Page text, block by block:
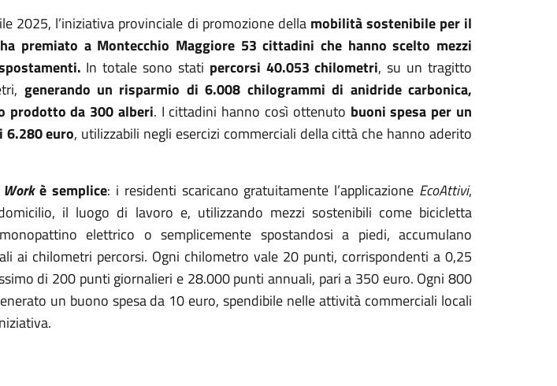
2025, l’iniziativa provinciale di promozione dellamobilità sostenibile per il
premiato a Montecchio Maggiore 53 cittadini che hanno scelto mezzi
In totale sono stati percorsi 40.053 chilometri, su un tragitto
generando un risparmio di 6.008 chilogrammi di anidride carbonica,
prodotto da 300 alberi. I cittadini hanno così ottenuto buoni spesa per un
6.280 euro, utilizzabili negli esercizi commerciali della città che hanno aderito
è semplice: i residenti scaricano gratuitamente l’applicazione EcoAttivi,
il luogo di lavoro e, utilizzando mezzi sostenibili come bicicletta
elettrico o semplicemente spostandosi a piedi, accumulano
ai chilometri percorsi. Ogni chilometro vale 20 punti, corrispondenti a 0,25
di 200 punti giornalieri e 28.000 punti annuali, pari a 350 euro. Ogni 800
un buono spesa da 10 euro, spendibile nelle attività commerciali locali